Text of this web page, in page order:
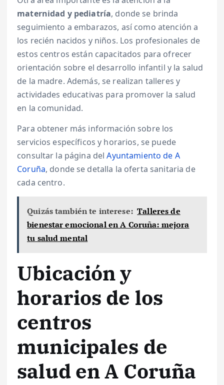
maternidad y pediatría, donde se brinda
seguimiento a embarazos, así como atención a
los recién nacidos y niños. Los profesionales de
estos centros están capacitados para ofrecer
orientación sobre el desarrollo infantil y la salud
de la madre. Además, se realizan talleres y
actividades educativas para promover la salud
en la comunidad.
Para obtener más información sobre los
servicios específicos y horarios, se puede
consultar la página delAyuntamiento de A
Coruña, donde se detalla la oferta sanitaria de
cada centro.
Quizás también te interese: Talleres de
bienestar emocional en A Coruña: mejora
tu salud mental
Ubicación y
horarios de los
centros
municipales de
salud en A Coruña